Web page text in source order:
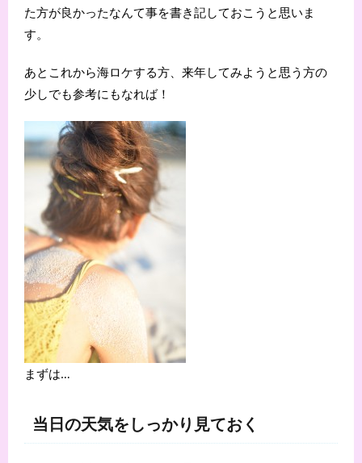
た方が良かったなんて事を書き記しておこうと思いま
す。
あとこれから海ロケする方、来年してみようと思う方の
少しでも参考にもなれば！
まずは…
当日の天気をしっかり見ておく